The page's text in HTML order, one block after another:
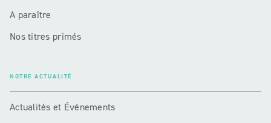
A paraître
Nos titres primés
NOTRE ACTUALITÉ
Actualités et Événements